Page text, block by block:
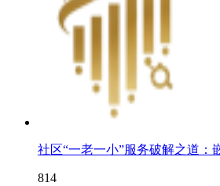
社区“一老一小”服务破解之道：
814